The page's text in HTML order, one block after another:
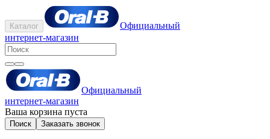
Каталог
Официальный
интернет-магазин
Официальный
интернет-магазин
Ваша корзина пуста
Поиск Заказать звонок